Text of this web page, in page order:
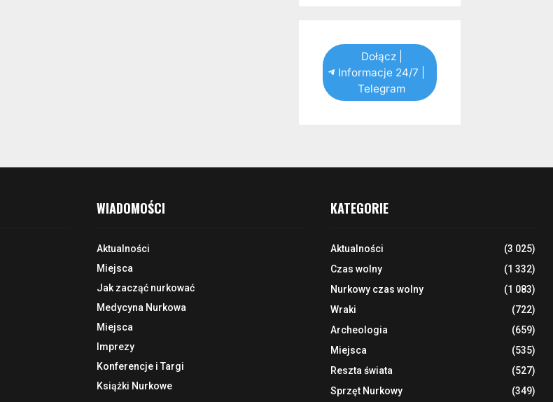
Dołącz |
Informacje 24/7 |
Telegram
WIADOMOŚCI
Aktualności
Miejsca
Jak zacząć nurkować
Medycyna Nurkowa
Miejsca
Imprezy
Konferencje i Targi
Książki Nurkowe
KATEGORIE
Aktualności
(3 025)
Czas wolny
(1 332)
Nurkowy czas wolny
(1 083)
Wraki
(722)
Archeologia
(659)
Miejsca
(535)
Reszta świata
(527)
Sprzęt Nurkowy
(349)